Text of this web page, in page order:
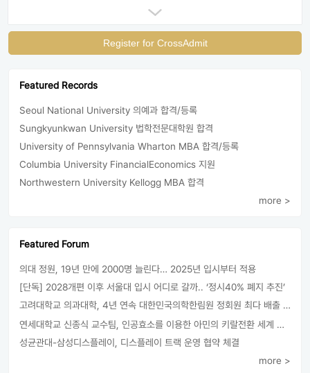
Register for CrossAdmit
Featured Records
Seoul National University 의예과 합격/등록
Sungkyunkwan University 법학전문대학원 합격
University of Pennsylvania Wharton MBA 합격/등록
Columbia University FinancialEconomics 지원
Northwestern University Kellogg MBA 합격
more >
Featured Forum
의대 정원, 19년 만에 2000명 늘린다… 2025년 입시부터 적용
[단독] 2028개편 이후 서울대 입시 어디로 갈까.. ‘정시40% 폐지 추진’
고려대학교 의과대학, 4년 연속 대한민국의학한림원 정회원 최다 배출 外
연세대학교 신종식 교수팀, 인공효소를 이용한 아민의 키랄전환 세계 최초로 성공
성균관대-삼성디스플레이, 디스플레이 트랙 운영 협약 체결
more >